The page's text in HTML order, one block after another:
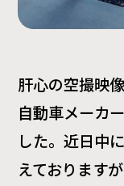
肝心の空撮映
自動車メーカ
した。近日中
えております